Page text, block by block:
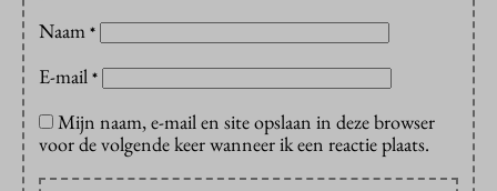
Naam *
E-mail *
Mijn naam, e-mail en site opslaan in deze browser
voor de volgende keer wanneer ik een reactie plaats.